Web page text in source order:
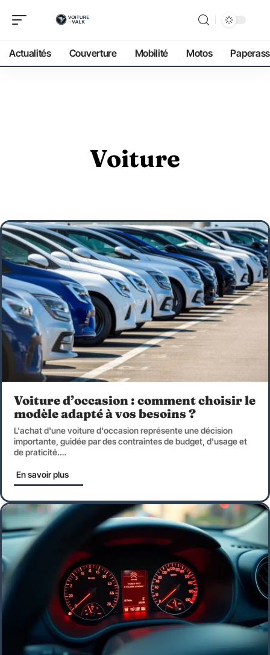
Actualités Couverture Mobilité Motos
Voiture
Voiture d’occasion : comment choisir le
modèle adapté à vos besoins ?
L'achat d'une voiture d'occasion représente une décision
importante, guidée par des contraintes de budget, d'usage et
de praticité.…
En savoir plus